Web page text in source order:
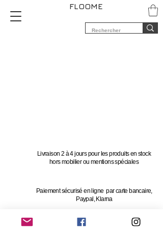
FLOOME
Livraison 2 à 4 jours pour les produits en stock
hors mobilier ou mentions spéciales
Paiement sécurisé en ligne par carte bancaire,
Paypal, Klarna
Vous avez 14 jours pour changer d'avis